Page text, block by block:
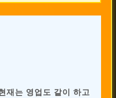
재는 영업도 같이 하고